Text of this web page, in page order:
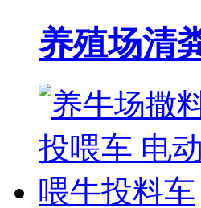
养殖场清